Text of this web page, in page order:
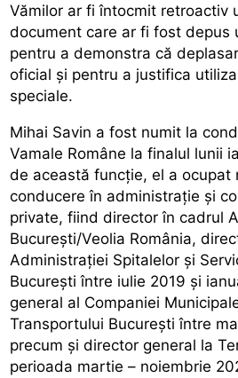
Vămilor ar fi întocmit retroactiv
document care ar fi fost depus
pentru a demonstra că
oficial și pentru a justifica
speciale.
Mihai Savin a fost numit la
Vamale Române la finalul lunii
de această funcție, el a ocupat
conducere în administrație și
private, fiind director în cadrul
București/Veolia România,
Administrației Spitalelor și
București între iulie 2019 și
general al Companiei
Transportului București între
precum și director general la
perioada martie – noiembrie